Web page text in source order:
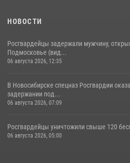
НОВОСТИ
Росгвардейцы задержали мужчину,
Подмосковье (вид...
06 августа 2026, 12:35
В Новосибирске спецназ Росгвардии
задержании под...
06 августа 2026, 07:09
Росгвардейцы уничтожили свыше 120
06 августа 2026, 05:00